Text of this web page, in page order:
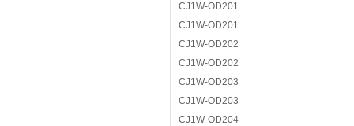
CJ1W-OD201
CJ1W-OD201
CJ1W-OD202
CJ1W-OD202
CJ1W-OD203
CJ1W-OD203
CJ1W-OD204